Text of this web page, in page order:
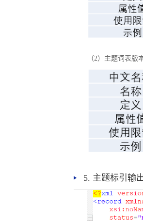
（2）主题词表版
5. 主题标引输